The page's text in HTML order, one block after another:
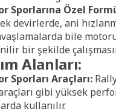
Sporlarına Özel
devirlerde, ani
bile
bir şekilde
Alanları:
Sporları Araçları:
gibi yüksek
kullanılır.